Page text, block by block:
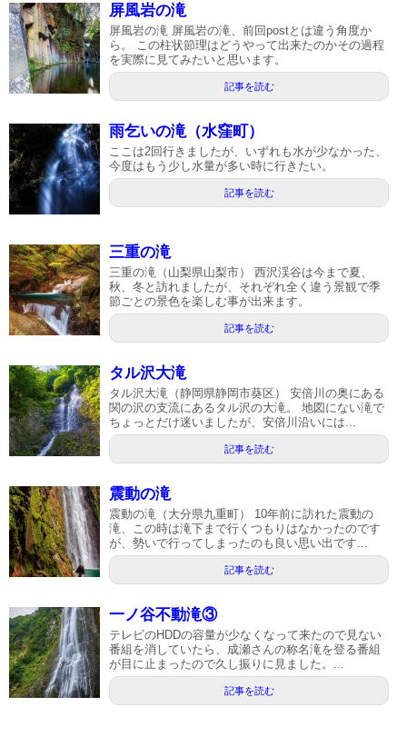
屏風岩の滝
屏風岩の滝 屏風岩の滝、前回postとは違う角度か
ら。 この柱状節理はどうやって出来たのかその過程
を実際に見てみたいと思います。
記事を読む
雨乞いの滝（水窪町）
ここは2回行きましたが、いずれも水が少なかった、
今度はもう少し水量が多い時に行きたい。
記事を読む
三重の滝
三重の滝（山梨県山梨市） 西沢渓谷は今まで夏、
秋、冬と訪れましたが、それぞれ全く違う景観で季
節ごとの景色を楽しむ事が出来ます。
記事を読む
タル沢大滝
タル沢大滝（静岡県静岡市葵区） 安倍川の奥にある
関の沢の支流にあるタル沢の大滝。 地図にない滝で
ちょっとだけ迷いましたが、安倍川沿いには...
記事を読む
震動の滝
震動の滝（大分県九重町） 10年前に訪れた震動の
滝、この時は滝下まで行くつもりはなかったのです
が、勢いで行ってしまったのも良い思い出です...
記事を読む
一ノ谷不動滝③
テレビのHDDの容量が少なくなって来たので見ない
番組を消していたら、成瀬さんの称名滝を登る番組
が目に止まったので久し振りに見ました。...
記事を読む